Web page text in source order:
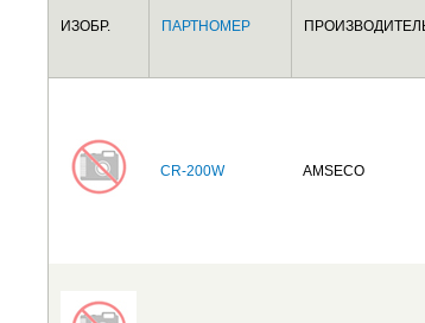
ИЗОБР. ПАРТНОМЕР
CR-200W AMSECO